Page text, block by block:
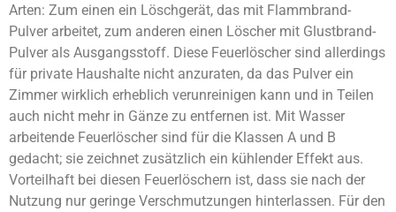
Arten: Zum einen ein Löschgerät, das mit Flammbrand-
Pulver arbeitet, zum anderen einen Löscher mit Glustbrand-
Pulver als Ausgangsstoff. Diese Feuerlöscher sind allerdings
für private Haushalte nicht anzuraten, da das Pulver ein
Zimmer wirklich erheblich verunreinigen kann und in Teilen
auch nicht mehr in Gänze zu entfernen ist. Mit Wasser
arbeitende Feuerlöscher sind für die Klassen A und B
gedacht; sie zeichnet zusätzlich ein kühlender Effekt aus.
Vorteilhaft bei diesen Feuerlöschern ist, dass sie nach der
Nutzung nur geringe Verschmutzungen hinterlassen. Für den